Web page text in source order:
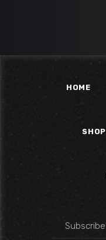
HOME
SHOP